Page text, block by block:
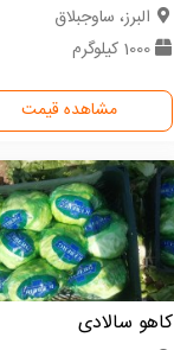
البرز، ساوجبلاق
1000 کیلوگرم
مشاهده قیمت
کاهو سالادی